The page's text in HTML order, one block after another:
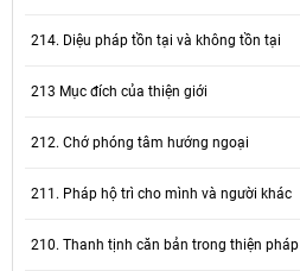
214. Diệu pháp tồn tại và không tồn tại
213 Mục đích của thiện giới
212. Chớ phóng tâm hướng ngoại
211. Pháp hộ trì cho mình và người khác
210. Thanh tịnh căn bản trong thiện pháp